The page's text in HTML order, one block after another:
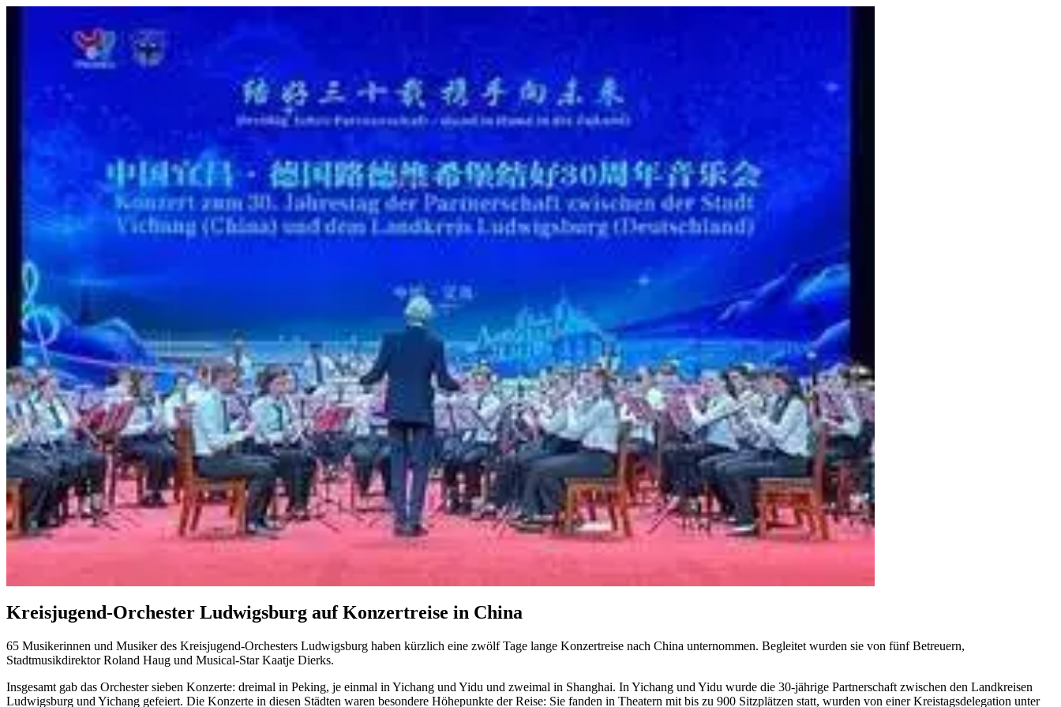
Kreisjugend-Orchester Ludwigsburg auf Konzertreise in China
65 Musikerinnen und Musiker des Kreisjugend-Orchesters Ludwigsburg haben kürzlich eine zwölf Tage lange Konzertreise nach China unternommen. Begleitet wurden sie von fünf Betreuern,
Stadtmusikdirektor Roland Haug und Musical-Star Kaatje Dierks.
Insgesamt gab das Orchester sieben Konzerte: dreimal in Peking, je einmal in Yichang und Yidu und zweimal in Shanghai. In Yichang und Yidu wurde die 30-jährige Partnerschaft zwischen den Landkreisen
Ludwigsburg und Yichang gefeiert. Die Konzerte in diesen Städten waren besondere Höhepunkte der Reise: Sie fanden in Theatern mit bis zu 900 Sitzplätzen statt, wurden von einer Kreistagsdelegation unter